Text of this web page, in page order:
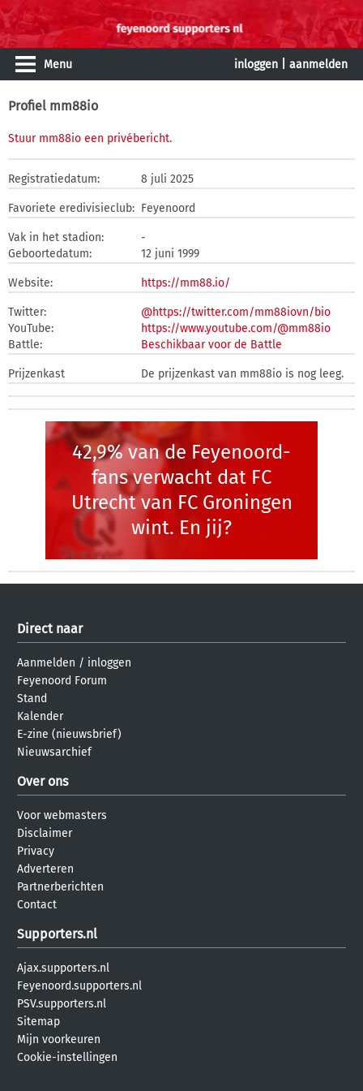
Menu inloggen aanmelden
Profiel mm88io
Stuur mm88io een privébericht.
Registratiedatum: 8 juli 2025
Favoriete eredivisieclub: Feyenoord
Vak in het stadion:
-
Geboortedatum:
12 juni 1999
Website: https://mm88.io/
Twitter:
@https://twitter.com/mm88iovn/bio
YouTube:
https://www.youtube.com/@mm88io
Battle:
Beschikbaar voor de Battle
Prijzenkast De prijzenkast van mm88io is nog leeg.
42,9% van de Feyenoord-
fans verwacht dat FC
Utrecht van FC Groningen
wint. En jij?
Direct naar
Aanmelden / inloggen
Feyenoord Forum
Stand
Kalender
E-zine (nieuwsbrief)
Nieuwsarchief
Over ons
Voor webmasters
Disclaimer
Privacy
Adverteren
Partnerberichten
Contact
Supporters.nl
Ajax.supporters.nl
Feyenoord.supporters.nl
PSV.supporters.nl
Sitemap
Mijn voorkeuren
Cookie-instellingen